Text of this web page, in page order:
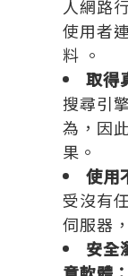
人網路
使用者
料 。
取得
搜尋引
為，因
果。
使用
受沒有
伺服器
安全